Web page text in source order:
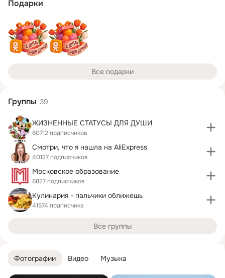
Фотографии Видео Музыка
Подарки
Все подарки
Группы 39
ЖИЗНЕННЫЕ СТАТУСЫ ДЛЯ ДУШИ
60712 подписчиков
Смотри, что я нашла на AliExpress
40127 подписчиков
Московское образование
6827 подписчиков
Кулинария - пальчики оближешь
41574 подписчика
Все группы